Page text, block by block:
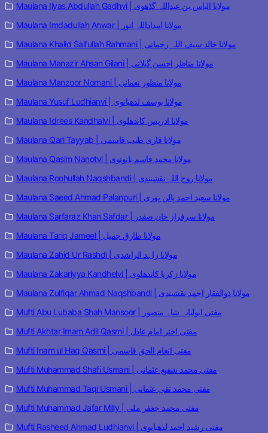
Maulana Ilyas Abdullah Gadhvi | مولانا الیاس بن عبداللہ گڈھوی
Maulana Imdadullah Anwar | مولانا امداداللہ انور
Maulana Khalid Saifullah Rahmani | مولانا خالد سیف اللہ رحمانی
Maulana Manazir Ahsan Gilani | مولانا مناظر احسن گیلانی
Maulana Manzoor Nomani | مولانا منظور نعمانی
Maulana Yusuf Ludhianvi | مولانا یوسف لدھیانوی
Maulana Idrees Kandhalvi | مولانا ادریس کاندھلوی
Maulana Qari Tayyab | مولانا قاری طیب قاسمی
Maulana Qasim Nanotvi | مولانا محمد قاسم نانوتوی
Maulana Roohullah Naqshbandi | مولانا روح اللہ نقشبندی
Maulana Saeed Ahmad Palanpuri | مولانا سعید احمد پالن پوری
Maulana Sarfaraz Khan Safdar | مولانا سرفراز خان صفدر
Maulana Tariq Jameel | مولانا طارق جمیل
Maulana Zahid Ur Rashdi | مولانا زاہد الراشدی
Maulana Zakariyya Kandhelvi | مولانا زکریا کاندھلوی
Maulana Zulfiqar Ahmad Naqshbandi | مولانا ذوالفقار احمد نقشبندی
Mufti Abu Lubaba Shah Mansoor | مفتی ابولبابہ شاہ منصور
Mufti Akhtar Imam Adil Qasmi | مفتی اختر امام عادل
Mufti Inam ul Haq Qasmi | مفتی انعام الحق قاسمی
Mufti Muhammad Shafi Usmani | مفتی محمد شفیع عثمانی
Mufti Muhammad Taqi Usmani | مفتی محمد تقی عثمانی
Mufti Muhammad Jafar Milly | مفتی محمد جعفر ملی
Mufti Rasheed Ahmad Ludhianvi | مفتی رشید احمد لدھیانوی